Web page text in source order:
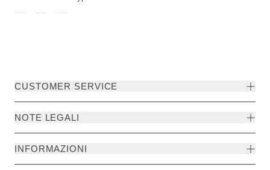
CUSTOMER SERVICE
NOTE LEGALI
INFORMAZIONI